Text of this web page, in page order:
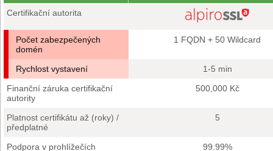
Certifikační autorita
Počet zabezpečených
domén
1 FQDN + 50 Wildcard
Rychlost vystavení
1-5 min
Finanční záruka certifikační
autority
500,000 Kč
Platnost certifikátu až (roky) /
předplatné
5
Podpora v prohlížečích
99.99%